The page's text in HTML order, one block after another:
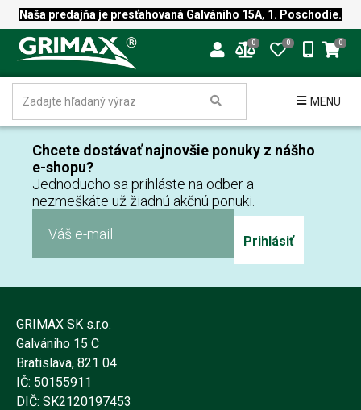
Naša predajňa je presťahovaná Galvániho 15A, 1. Poschodie.
0 0 0
MENU
Chcete dostávať najnovšie ponuky z nášho
e-shopu?
Jednoducho sa prihláste na odber a
nezmeškáte už žiadnú akčnú ponuki.
Prihlásiť
GRIMAX SK s.r.o.
Galvániho 15 C
Bratislava, 821 04
IČ: 50155911
DIČ: SK2120197453